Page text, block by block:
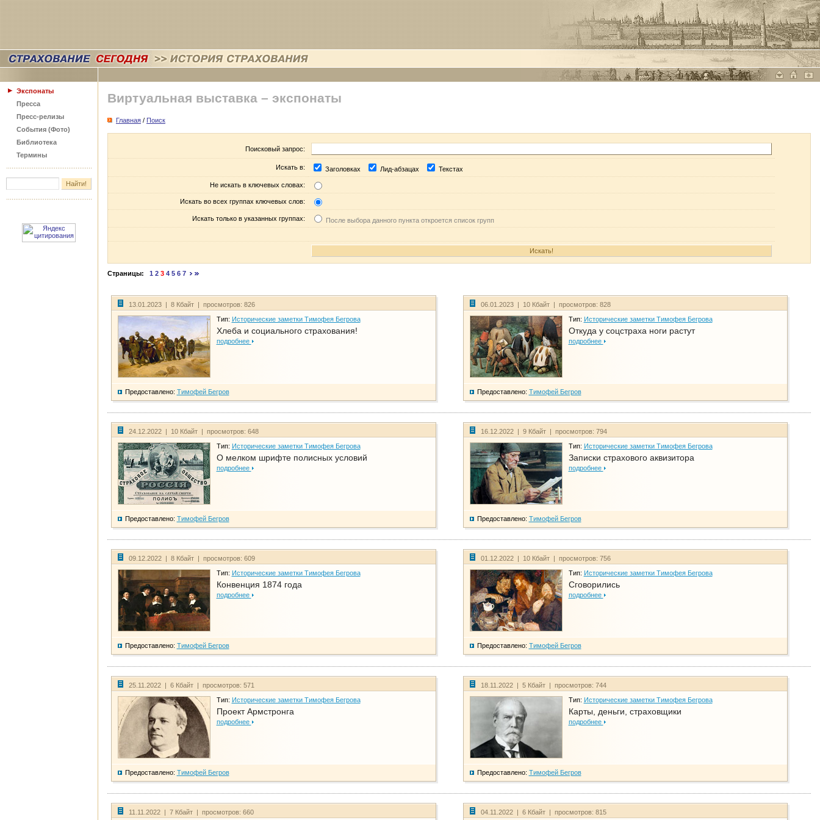
Экспонаты
Пресса
Пресс-релизы
События (Фото)
Библиотека
Термины
Виртуальная выставка – экспонаты
Главная / Поиск
Поисковый запрос:
Искать в: Заголовках Лид-абзацах Текстах
Не искать в ключевых словах:
Искать во всех группах ключевых слов:
Искать только в указанных группах: После выбора данного пункта откроется список групп
Страницы: 1 2 3 4 5 6 7
13.01.2023 | 8 Кбайт | просмотров: 826
Тип: Исторические заметки Тимофея Бегрова
Хлеба и социального страхования!
подробнее
Предоставлено: Тимофей Бегров
06.01.2023 | 10 Кбайт | просмотров: 828
Тип: Исторические заметки Тимофея Бегрова
Откуда у соцстраха ноги растут
подробнее
Предоставлено: Тимофей Бегров
24.12.2022 | 10 Кбайт | просмотров: 648
Тип: Исторические заметки Тимофея Бегрова
О мелком шрифте полисных условий
подробнее
Предоставлено: Тимофей Бегров
16.12.2022 | 9 Кбайт | просмотров: 794
Тип: Исторические заметки Тимофея Бегрова
Записки страхового аквизитора
подробнее
Предоставлено: Тимофей Бегров
09.12.2022 | 8 Кбайт | просмотров: 609
Тип: Исторические заметки Тимофея Бегрова
Конвенция 1874 года
подробнее
Предоставлено: Тимофей Бегров
01.12.2022 | 10 Кбайт | просмотров: 756
Тип: Исторические заметки Тимофея Бегрова
Сговорились
подробнее
Предоставлено: Тимофей Бегров
25.11.2022 | 6 Кбайт | просмотров: 571
Тип: Исторические заметки Тимофея Бегрова
Проект Армстронга
подробнее
Предоставлено: Тимофей Бегров
18.11.2022 | 5 Кбайт | просмотров: 744
Тип: Исторические заметки Тимофея Бегрова
Карты, деньги, страховщики
подробнее
Предоставлено: Тимофей Бегров
11.11.2022 | 7 Кбайт | просмотров: 660 04.11.2022 | 6 Кбайт | просмотров: 815